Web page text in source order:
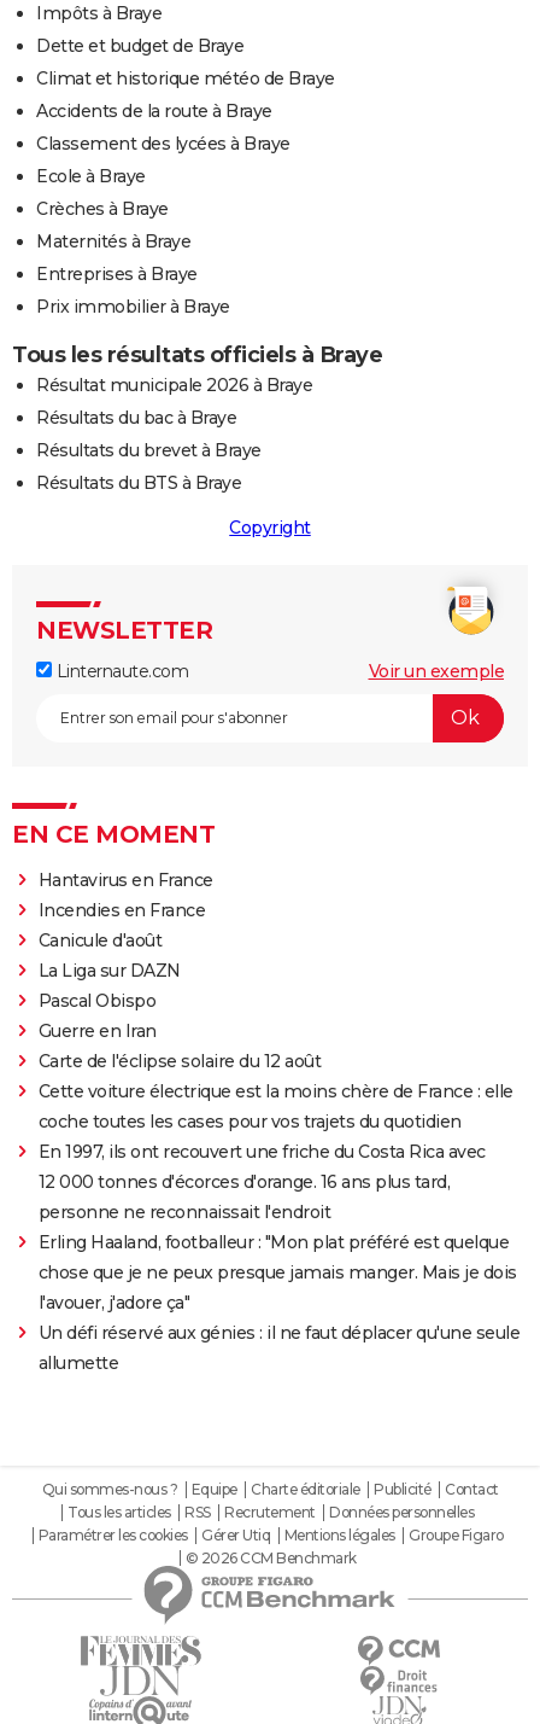
Impôts à Braye
Dette et budget de Braye
Climat et historique météo de Braye
Accidents de la route à Braye
Classement des lycées à Braye
Ecole à Braye
Crèches à Braye
Maternités à Braye
Entreprises à Braye
Prix immobilier à Braye
Tous les résultats officiels à Braye
Résultat municipale 2026 à Braye
Résultats du bac à Braye
Résultats du brevet à Braye
Résultats du BTS à Braye
Copyright
NEWSLETTER
Linternaute.com Voir un exemple
EN CE MOMENT
Hantavirus en France
Incendies en France
Canicule d'août
La Liga sur DAZN
Pascal Obispo
Guerre en Iran
Carte de l'éclipse solaire du 12 août
Cette voiture électrique est la moins chère de France : elle
coche toutes les cases pour vos trajets du quotidien
En 1997, ils ont recouvert une friche du Costa Rica avec
12 000 tonnes d'écorces d'orange. 16 ans plus tard,
personne ne reconnaissait l'endroit
Erling Haaland, footballeur : "Mon plat préféré est quelque
chose que je ne peux presque jamais manger. Mais je dois
l'avouer, j'adore ça"
Un défi réservé aux génies : il ne faut déplacer qu'une seule
allumette
Qui sommes-nous ? Equipe Charte éditoriale Publicité
Contact
Tous les articles
RSS Recrutement
Données personnelles
Paramétrer les cookies
Gérer Utiq Mentions légales
Groupe Figaro
© 2026 CCM Benchmark